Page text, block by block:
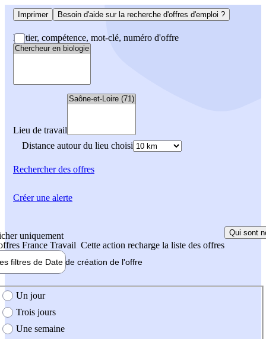
Imprimer Besoin d'aide sur la recherche d'offres d'emploi ?
Métier, compétence, mot-clé, numéro d'offre
Lieu de travail
Distance autour du lieu choisi
Rechercherdes offres
uniquement
France Travail Cette action recharge la liste des offres
Qui sont
filtres de Date de création de l'offre
création de l'offre
Un jour
Trois jours
Une semaine
Créer une alerte